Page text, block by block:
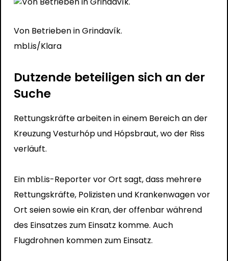
Von Betrieben in Grindavík.
mbl.is/Klara
Dutzende beteiligen sich an der
Suche
Rettungskräfte arbeiten in einem Bereich an der
Kreuzung Vesturhóp und Hópsbraut, wo der Riss
verläuft.
Ein mbl.is-Reporter vor Ort sagt, dass mehrere
Rettungskräfte, Polizisten und Krankenwagen vor
Ort seien sowie ein Kran, der offenbar während
des Einsatzes zum Einsatz komme. Auch
Flugdrohnen kommen zum Einsatz.